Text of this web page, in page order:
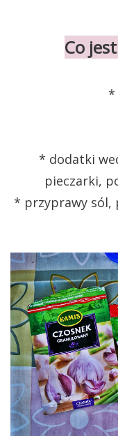
Co
*
* dodatki
pieczarki,
* przyprawy sól,